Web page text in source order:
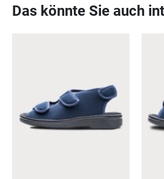
Das könnte Sie auch